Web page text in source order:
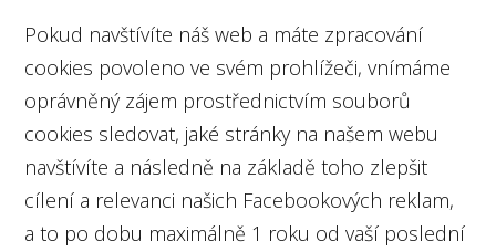
Pokud navštívíte náš web a máte zpracování
cookies povoleno ve svém prohlížeči, vnímáme
oprávněný zájem prostřednictvím souborů
cookies sledovat, jaké stránky na našem webu
navštívíte a následně na základě toho zlepšit
cílení a relevanci našich Facebookových reklam,
a to po dobu maximálně 1 roku od vaší poslední